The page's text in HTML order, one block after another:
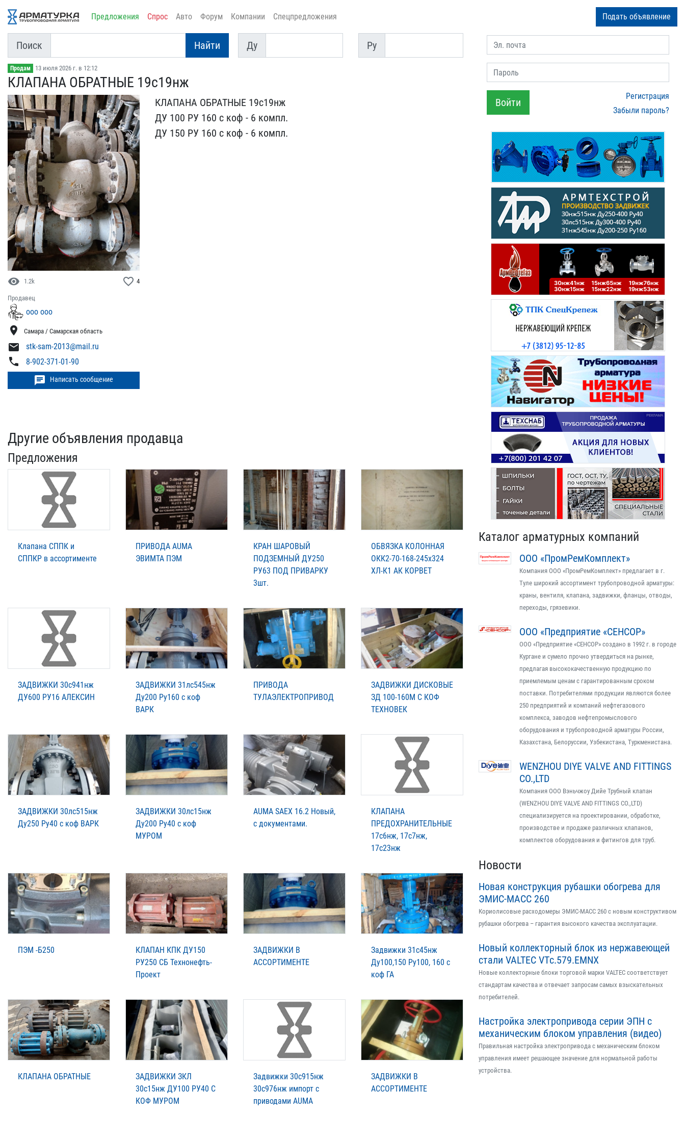
Предложения Спрос Авто Форум Компании Спецпредложения Подать объявление
Поиск Найти
Ду
Ду
Py
Py
Продам 13 июля 2026 г. в 12:12
КЛАПАНА ОБРАТНЫЕ 19с19н​ж
visibility 1.2k favorite_border 4
Продавец
ооо ооо
location_on Самара / Самарская область
mail stk-sam-2013@mail.ru
phone 8-902-371-01-90
chat Написать сообщение
КЛАПАНА ОБРАТНЫЕ 19с19н​ж
ДУ 100 РУ 160 с коф - ​6 компл.
ДУ 150 РУ 160 с​ коф - 6 компл.
Другие объявления продавца
Предложения
Клапана СППК и
СППКР в ассортименте
ПРИВОДА AUMA
ЭВИМТА ПЭМ
КРАН ШАРОВЫЙ
ПОДЗЕМНЫЙ ДУ250
РУ63 ПОД ПРИВАРКУ
3шт.
ОБВЯЗКА КОЛОННАЯ
ОКК2-70-168-245х324
ХЛ-К1 АК КОРВЕТ
ЗАДВИЖКИ 30с941нж
ДУ600 РУ16 АЛЕКСИН
ЗАДВИЖКИ 31лс545нж
Ду200 Ру160 с коф
ВАРК
ПРИВОДА
ТУЛАЭЛЕКТРОПРИВОД
ЗАДВИЖКИ ДИСКОВЫЕ
ЗД 100-160М С КОФ
ТЕХНОВЕК
ЗАДВИЖКИ 30лс515нж
Ду250 Ру40 с коф ВАРК
ЗАДВИЖКИ 30лс15нж
Ду200 Ру40 с коф
МУРОМ
AUMA SAEX 16.2 Новый,
с документами.
КЛАПАНА
ПРЕДОХРАНИТЕЛЬНЫЕ
17с6нж, 17с7нж,
17с23нж
ПЭМ -Б250
КЛАПАН КПК ДУ150
РУ250 СБ Технонефть-
Проект
ЗАДВИЖКИ В
АССОРТИМЕНТЕ
Задвижки 31с45нж
Ду100,150 Ру100, 160 с
коф ГА
КЛАПАНА ОБРАТНЫЕ
ЗАДВИЖКИ ЗКЛ
30с15нж ДУ100 РУ40 C
КОФ МУРОМ
Задвижки 30с915нж
30с976нж импорт с
приводами AUMA
ЗАДВИЖКИ В
АССОРТИМЕНТЕ
Эл. почта
Пароль
Войти
Регистрация
Забыли пароль?
Каталог арматурных компаний
ООО «ПромРемКомплект»
Компания ООО «ПромРемКомплект» предлагает в г.
Туле широкий ассортимент трубопроводной арматуры:
краны, вентиля, клапана, задвижки, фланцы, отводы,
переходы, грязевики.
ООО «Предприятие «СЕНСОР»
ООО «Предприятие «СЕНСОР» создано в 1992 г. в городе
Кургане и сумело прочно утвердиться на рынке,
предлагая высококачественную продукцию по
приемлемым ценам с гарантированным сроком
поставки. Потребителями продукции являются более
250 предприятий и компаний нефтегазового
комплекса, заводов нефтепромыслового
оборудования и трубопроводной арматуры России,
Казахстана, Белоруссии, Узбекистана, Туркменистана.
WENZHOU DIYE VALVE AND FITTINGS
CO.,LTD
Компания ООО Вэньчжоу Дийе Трубный клапан
(WENZHOU DIYE VALVE AND FITTINGS CO.,LTD)
специализируется на проектировании, обработке,
производстве и продаже различных клапанов,
комплектов оборудования и фитингов для труб.
Новости
Новая конструкция рубашки обогрева для
ЭМИС-МАСС 260
Кориолисовые расходомеры ЭМИС-МАСС 260 с новым конструктивом
рубашки обогрева – гарантия высокого качества эксплуатации.
Новый коллекторный блок из нержавеющей
стали VALTEC VTс.579.EMNX
Новые коллекторные блоки торговой марки VALTEC соответствует
стандартам качества и отвечает запросам самых взыскательных
потребителей.
Настройка электропривода серии ЭПН с
механическим блоком управления (видео)
Правильная настройка электропривода с механическим блоком
управления имеет решающее значение для нормальной работы
устройства.